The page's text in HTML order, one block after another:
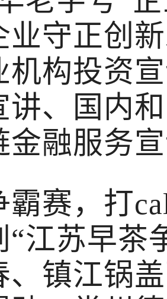
业守正创
机构投资
讲、国内
金融服务
霸赛，打
“江苏早茶
、镇江锅